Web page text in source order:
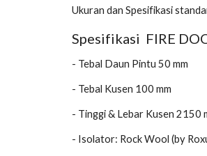
Ukuran dan Spesifikasi
Spesifikasi FIRE
- Tebal Daun Pintu 50 mm
- Tebal Kusen 100 mm
- Tinggi & Lebar Kusen 2150
- Isolator: Rock Wool (by